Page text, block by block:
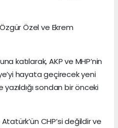
Özel ve Ekrem
katılarak, AKP ve MHP’nin
hayata geçirecek yeni
sondan bir önceki
CHP’si değildir ve